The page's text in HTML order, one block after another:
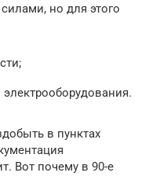
но для этого
в пунктах
Вот почему в 90-е